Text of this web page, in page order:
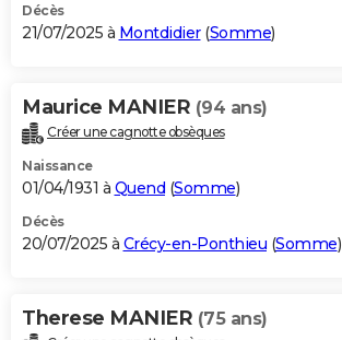
Décès
21/07/2025 à Montdidier(Somme)
Maurice MANIER (94 ans)
Créer une cagnotte obsèques
Naissance
01/04/1931 à Quend (Somme)
Décès
20/07/2025 à Crécy-en-Ponthieu (Somme)
Therese MANIER (75 ans)